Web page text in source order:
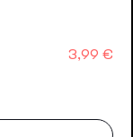
Precio
3,99 €